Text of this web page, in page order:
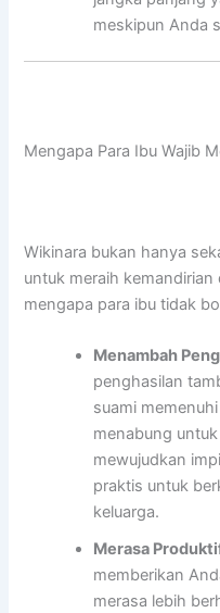
meskipun Anda
Mengapa Para Ibu Wajib
Wikinara bukan hanya
untuk meraih kemandirian
mengapa para ibu tidak
Menambah
penghasilan
suami
menabung
mewujudkan
praktis untuk
keluarga.
Merasa
memberikan
merasa lebih